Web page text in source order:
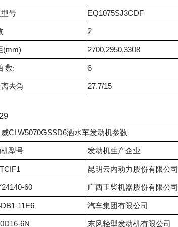
号 EQ1075SJ3CDF
2
(mm) 2700,2950,3308
数: 6
去角 27.7/15
CLW5070GSSD6洒水车发动机参数
型号 发动机生产企业
昆明云内动力股份有限公司
60 广西玉柴机器股份有限公司
11E6 汽车集团有限公司
6N 东风轻型发动机有限公司